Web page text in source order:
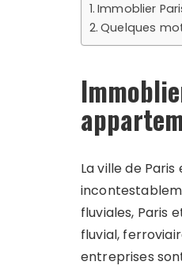
Immoblier
Quelques
La ville de
fluviales, Paris
fluvial,
entreprises